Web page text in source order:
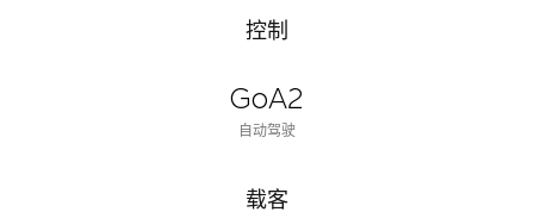
控制
GoA2
自动驾驶
载客